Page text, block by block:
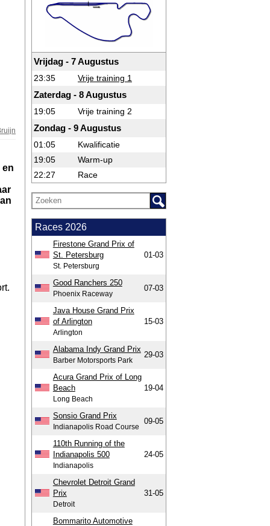
en
Vrijdag - 7 Augustus
23:35 Vrije training 1
Zaterdag - 8 Augustus
19:05 Vrije training 2
Zondag - 9 Augustus
01:05
Kwalificatie
19:05
Warm-up
22:27
Race
Races 2026
Firestone Grand Prix of
St. Petersburg
St. Petersburg
01-03
Good Ranchers 250
Phoenix Raceway
07-03
Java House Grand Prix
of Arlington
Arlington
15-03
Alabama Indy Grand Prix
Barber Motorsports Park
29-03
Acura Grand Prix of Long
Beach
Long Beach
19-04
Sonsio Grand Prix
Indianapolis Road Course
09-05
110th Running of the
Indianapolis 500
Indianapolis
24-05
Chevrolet Detroit Grand
Prix
Detroit
31-05
Bommarito Automotive